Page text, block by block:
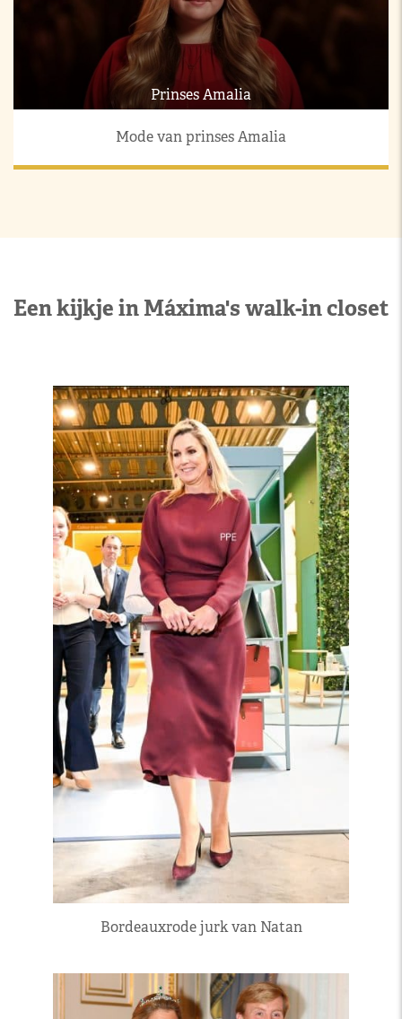
Prinses Amalia
Mode van prinses Amalia
Een kijkje in Máxima's walk-in closet
Bordeauxrode jurk van Natan